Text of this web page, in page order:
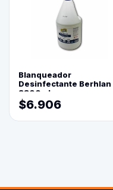
Blanqueador
Desinfectante Berhlan
3800ml
$6.906